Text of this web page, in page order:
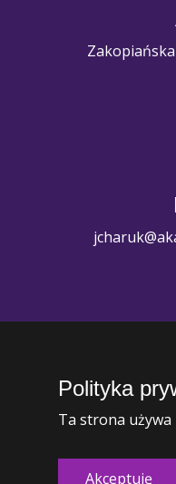
+1
Polityka
Ta strona
Akceptuję